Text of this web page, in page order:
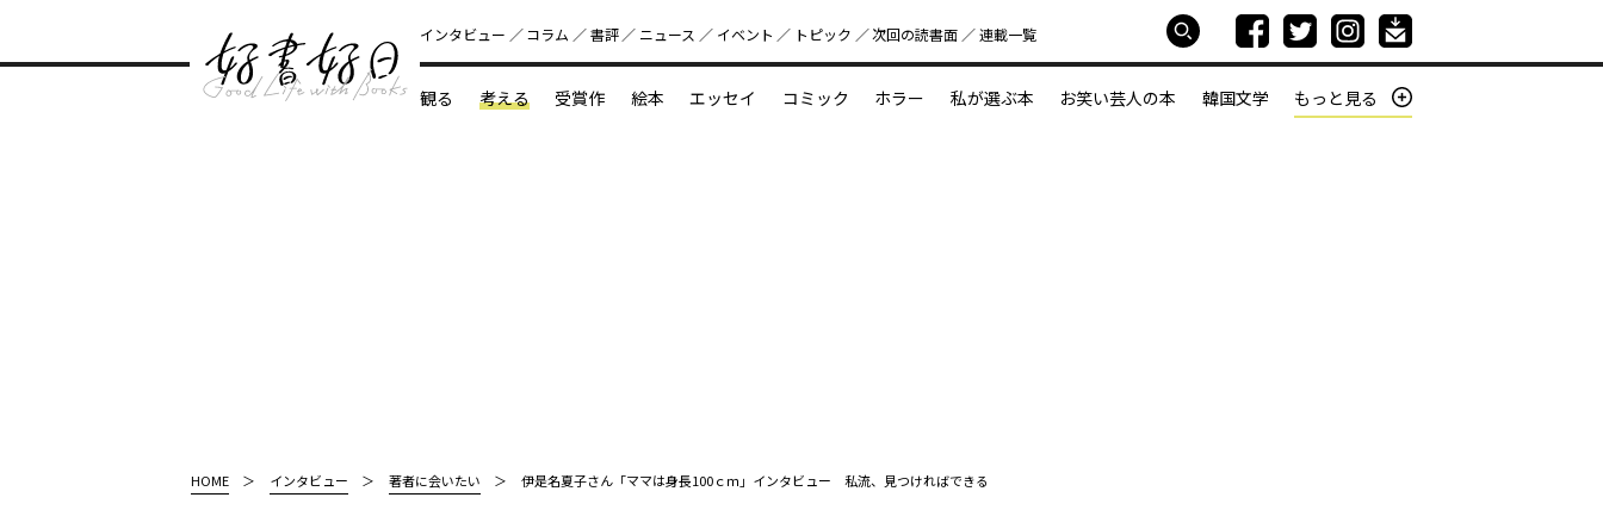
好書好日
インタビュー コラム 書評 ニュース イベント トピック 次回の読書⾯ 連載一覧
観る 考える 受賞作 絵本 エッセイ コミック ホラー 私が選ぶ本 お笑い芸人の本 韓国文学 もっと見る
HOME インタビュー 著者に会いたい 伊是名夏子さん「ママは身長100ｃｍ」インタビュー 私流、見つければできる